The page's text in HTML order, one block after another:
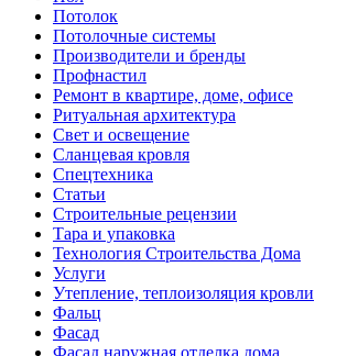
Потолок
Потолочные системы
Производители и бренды
Профнастил
Ремонт в квартире, доме, офисе
Ритуальная архитектура
Свет и освещение
Сланцевая кровля
Спецтехника
Статьи
Строительные рецензии
Тара и упаковка
Технология Строительства Дома
Услуги
Утепление, теплоизоляция кровли
Фальц
Фасад
Фасад наружная отделка дома